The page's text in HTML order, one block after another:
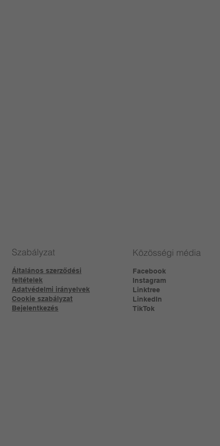
Szabályzat
Általános szerződési
feltételek
Adatvédelmi irányelvek
Cookie szabályzat
Bejelentkezés
Közösségi média
Facebook
Instagram
Linktree​
LinkedIn
TikTok